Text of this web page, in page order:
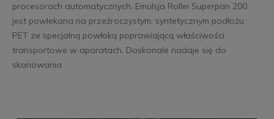
procesorach automatycznych. Emulsja Rollei Superpan 200
jest powlekana na przeźroczystym, syntetycznym podłożu
PET ze specjalną powłoką poprawiającą właściwości
transportowe w aparatach. Doskonale nadaje się do
skanowania.